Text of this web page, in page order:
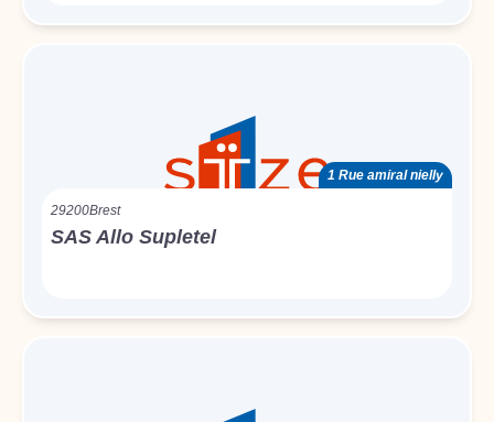
1 Rue amiral nielly
29200Brest
SAS Allo Supletel